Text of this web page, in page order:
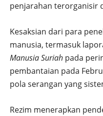
penjarahan terorganisir
Kesaksian dari para
manusia, termasuk
Manusia Suriah pada
pembantaian pada
pola serangan yang
Rezim menerapkan